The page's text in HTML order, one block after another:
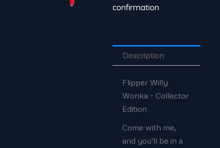
confirmation
Description
Flipper Willy
Wonka – Collector
Edition
Come with me,
and you’ll be in a